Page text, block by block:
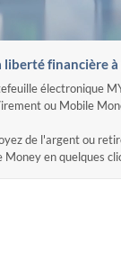
liberté financière
électronique
ou Mobile
de l'argent ou
en quelques